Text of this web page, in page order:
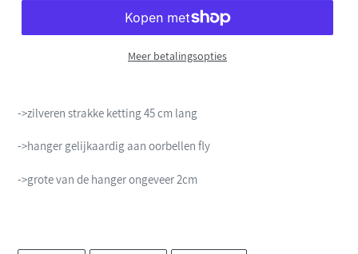
Meer betalingsopties
->zilveren strakke ketting 45 cm lang
->hanger gelijkaardig aan oorbellen fly
->grote van de hanger ongeveer 2cm